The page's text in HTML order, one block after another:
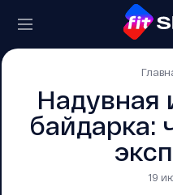
Надувная
байдарка:
19